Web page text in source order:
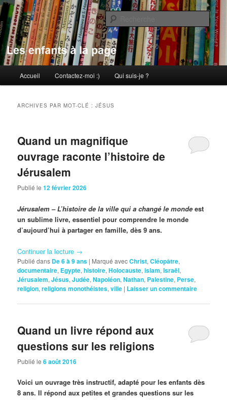
Aller
au
contenu
principal
Aller
au
contenu
secondaireLes enfants à la page
principal
Accueil Contactez-moi :) Qui suis-je ?
ARCHIVES PAR MOT-CLÉ :JÉSUS
Quand un magnifique
ouvrage raconte l’histoire de
Jérusalem
Publié le12 février 2026
Jérusalem – L’histoire de la ville qui a changé le mondeest
un sublime livre, essentiel pour comprendre le monde
d’aujourd’hui à partager en famille, dès 9 ans.
Continuer la lecture →
Publié dans De 6 à 9 ans | Marqué avecChrist,Cléopâtre,
documentaire, Egypte,histoire,Holocauste,islam,Israël,
Jérusalem,Jésus,Judée,Napoléon,Nathan, Palestine, Perse,
religion,religions monothéistes,ville | Laisser un commentaire
Quand un livre répond aux
questions sur les religions
Publié le6 août 2016
Voici un ouvrage très instructif, adapté pour les enfants dès
8 ans. Il répond aux petites et grandes questions sur les